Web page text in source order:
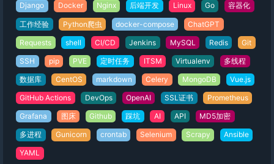
Django Docker Nginx 后端开发 Linux Go 容器化
工作经验 Python爬虫 docker-compose ChatGPT
Requests shell CI/CD Jenkins MySQL Redis Git
SSH pip PVE 定时任务 ITSM Virtualenv 多线程
数据库 CentOS markdown Celery MongoDB Vue.js
GitHub Actions DevOps OpenAI SSL证书 Prometheus
Grafana 图床 Github 踩坑 AI API MD5加密
多进程 Gunicorn crontab Selenium Scrapy Ansible
YAML